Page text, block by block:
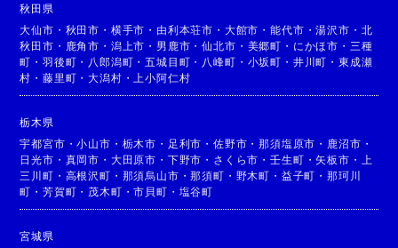
秋田県
大仙市 ・ 秋田市 ・ 横手市 ・ 由利本荘市 ・ 大館市 ・能代市 ・湯沢市 ・ 北
秋田市 ・ 鹿角市 ・ 潟上市 ・ 男鹿市 ・仙北市 ・ 美郷町 ・ にかほ市 ・ 三種
町 ・羽後町 ・ 八郎潟町 ・五城目町 ・ 八峰町 ・ 小坂町 ・ 井川町 ・ 東成瀬
村 ・藤里町 ・大潟村 ・ 上小阿仁村
栃木県
宇都宮市 ・小山市 ・ 栃木市 ・ 足利市 ・佐野市 ・那須塩原市 ・ 鹿沼市 ・
日光市 ・ 真岡市 ・ 大田原市 ・ 下野市 ・ さくら市 ・壬生町 ・矢板市 ・
上
三川町 ・ 高根沢町 ・ 那須烏山市 ・那須町 ・ 野木町 ・ 益子町 ・那珂川
町 ・芳賀町 ・ 茂木町 ・市貝町 ・ 塩谷町
宮城県